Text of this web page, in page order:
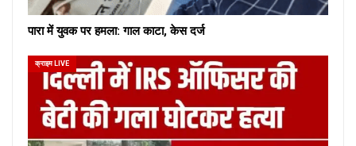
पारा में युवक पर हमला: गाल काटा, केस दर्ज
क्राइम LIVE